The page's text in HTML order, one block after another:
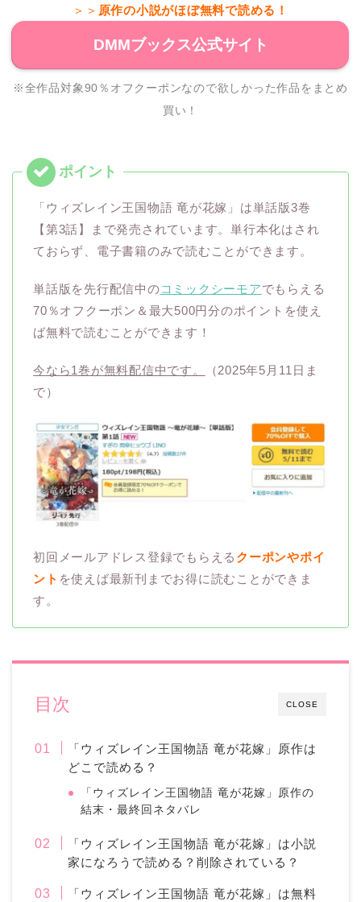
＞＞ 原作の小説がほぼ無料で読める！
DMMブックス公式サイト
※全作品対象90％オフクーポンなので欲しかった作品をまとめ
買い！
「ウィズレイン王国物語 竜が花嫁」は単話版3巻
【第3話】まで発売されています。単行本化はされ
ておらず、電子書籍のみで読むことができます。
単話版を先行配信中のコミックシーモアでもらえる
70％オフクーポン＆最大500円分のポイントを使え
ば無料で読むことができます！
今なら1巻が無料配信中です。
（2025年5月11日ま
で）
初回メールアドレス登録でもらえる クーポンやポイ
ント を使えば最新刊までお得に読むことができま
す。
CLOSE
目次
「ウィズレイン王国物語 竜が花嫁」原作は
どこで読める？
「ウィズレイン王国物語 竜が花嫁」原作の
結末・最終回ネタバレ
「ウィズレイン王国物語 竜が花嫁」は小説
家になろうで読める？削除されている？
「ウィズレイン王国物語 竜が花嫁」は無料